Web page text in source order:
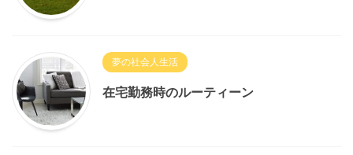
夢の社会人生活
在宅勤務時のルーティーン